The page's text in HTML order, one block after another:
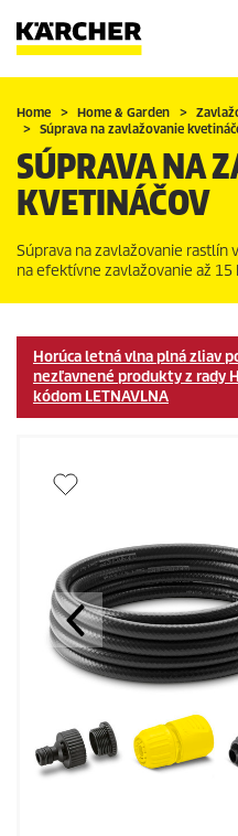
Nákupný košík
Obľúbené produkty
Home Home & Garden
Súprava na zavlažovanie
SÚPRAVA NA
KVETINÁČOV
Súprava na zavlažovanie rastlín
na efektívne zavlažovanie až 15
Horúca letná vlna plná zliav
nezľavnené produkty z rady
kódom LETNAVLNA